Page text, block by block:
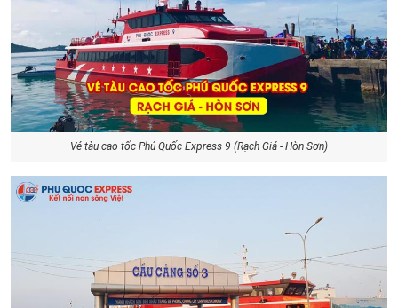
Vé tàu cao tốc Phú Quốc Express 9 (Rạch Giá - Hòn Sơn)